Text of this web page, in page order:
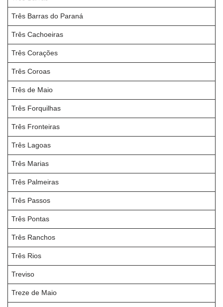
Três Barras do Paraná
Três Cachoeiras
Três Corações
Três Coroas
Três de Maio
Três Forquilhas
Três Fronteiras
Três Lagoas
Três Marias
Três Palmeiras
Três Passos
Três Pontas
Três Ranchos
Três Rios
Treviso
Treze de Maio